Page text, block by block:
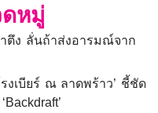
หมู่
ตึง ลั่นถ้าส่งอารมณ์จาก
งเบียร์ ณ ลาดพร้าว’ ชี้ชัด